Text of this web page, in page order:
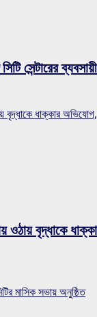
সেন্টারের
বৃদ্ধাকে ধাক্কার
ওঠায় বৃদ্ধাকে
মাসিক সভায় অনুষ্ঠিত